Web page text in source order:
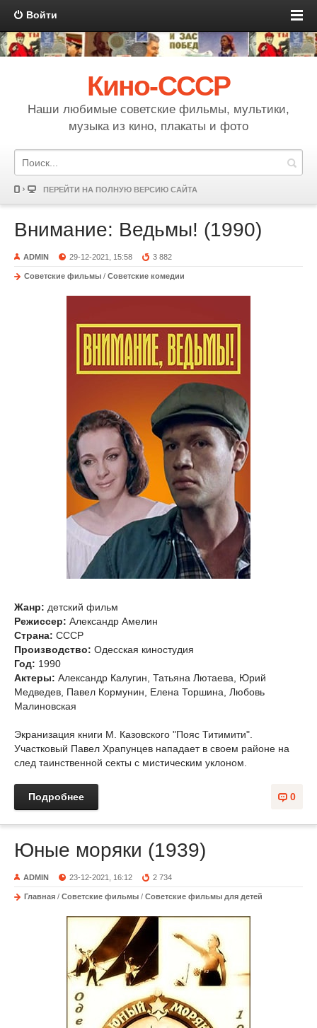
Войти
Кино-СССР
Наши любимые советские фильмы, мультики,
музыка из кино, плакаты и фото
ПЕРЕЙТИ НА ПОЛНУЮ ВЕРСИЮ САЙТА
Внимание: Ведьмы! (1990)
ADMIN 29-12-2021, 15:58 3 882
Советские фильмы / Советские комедии
Жанр: детский фильм
Режиссер: Александр Амелин
Страна: СССР
Производство: Одесская киностудия
Год: 1990
Актеры: Александр Калугин, Татьяна Лютаева, Юрий
Медведев, Павел Кормунин, Елена Торшина, Любовь
Малиновская
Экранизация книги М. Казовского "Пояс Титимити".
Участковый Павел Храпунцев нападает в своем районе на
след таинственной секты с мистическим уклоном.
0
Подробнее
Юные моряки (1939)
ADMIN 23-12-2021, 16:12 2 734
Главная / Советские фильмы / Советские фильмы для детей